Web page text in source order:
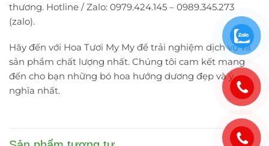
thương. Hotline / Zalo: 0979.424.145 – 0989.345.273
(zalo).
Hãy đến với Hoa Tươi My My để trải nghiệm dịch vụ và
sản phẩm chất lượng nhất. Chúng tôi cam kết mang
đến cho bạn những bó hoa hướng dương đẹp và ý
nghĩa nhất.